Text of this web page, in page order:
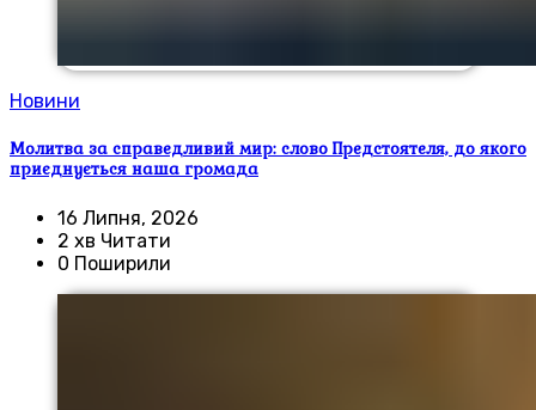
Новини
Молитва за справедливий мир: слово Предстоятеля, до якого
приєднується наша громада
16 Липня, 2026
2 хв Читати
0 Поширили